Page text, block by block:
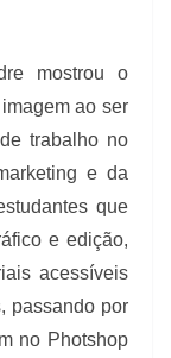
mostrou o
ao ser
trabalho no
e da
que
e edição,
acessíveis
passando por
no Photshop